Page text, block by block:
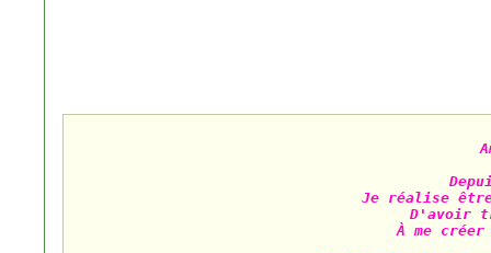
Je réalise
D'avoir
À me